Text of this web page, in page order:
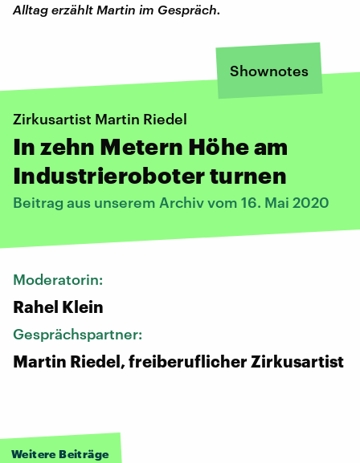
Alltag erzählt Martin im Gespräch.
Shownotes
Zirkusartist Martin Riedel
In zehn Metern Höhe am
Industrieroboter turnen
Beitrag aus unserem Archiv vom 16. Mai 2020
Moderatorin:
Rahel Klein
Gesprächspartner:
Martin Riedel, freiberuflicher Zirkusartist
Weitere Beiträge